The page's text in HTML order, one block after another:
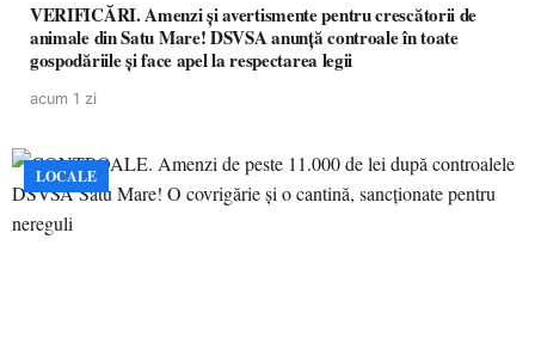
VERIFICĂRI. Amenzi și avertismente pentru crescătorii de
animale din Satu Mare! DSVSA anunță controale în toate
gospodăriile și face apel la respectarea legii
acum 1 zi
LOCALE